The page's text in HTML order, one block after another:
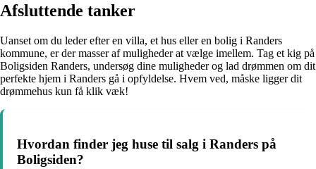
Afsluttende tanker
Uanset om du leder efter en villa, et hus eller en bolig i Randers
kommune, er der masser af muligheder at vælge imellem. Tag et kig på
Boligsiden Randers, undersøg dine muligheder og lad drømmen om dit
perfekte hjem i Randers gå i opfyldelse. Hvem ved, måske ligger dit
drømmehus kun få klik væk!
Hvordan finder jeg huse til salg i Randers på
Boligsiden?